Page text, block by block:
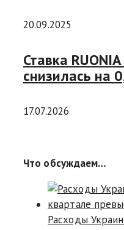
20.09.2025
Ставка
снизилась на
17.07.2026
Что обсуждаем…
Расходы